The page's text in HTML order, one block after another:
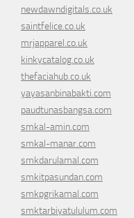
newdawndigitals.co.uk
saintfelice.co.uk
mrjapparel.co.uk
kinkycatalog.co.uk
thefaciahub.co.uk
yayasanbinabakti.com
paudtunasbangsa.com
smkal-amin.com
smkal-manar.com
smkdarulamal.com
smkitpasundan.com
smkpgrikamal.com
smktarbiyatululum.com